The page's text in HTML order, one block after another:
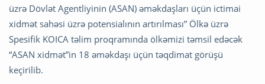
üzrə Dövlət Agentliyinin (ASAN) əməkdaşları üçün ictimai
xidmət sahəsi üzrə potensialının artırılması” Ölkə üzrə
Spesifik KOICA təlim proqramında ölkəmizi təmsil edəcək
“ASAN xidmət”in 18 əməkdaşı üçün təqdimat görüşü
keçirilib.